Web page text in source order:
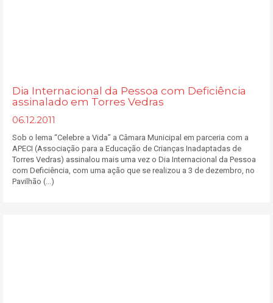
Dia Internacional da Pessoa com Deficiência
assinalado em Torres Vedras
06.12.2011
Sob o lema “Celebre a Vida” a Câmara Municipal em parceria com a
APECI (Associação para a Educação de Crianças Inadaptadas de
Torres Vedras) assinalou mais uma vez o Dia Internacional da Pessoa
com Deficiência, com uma ação que se realizou a 3 de dezembro, no
Pavilhão (...)